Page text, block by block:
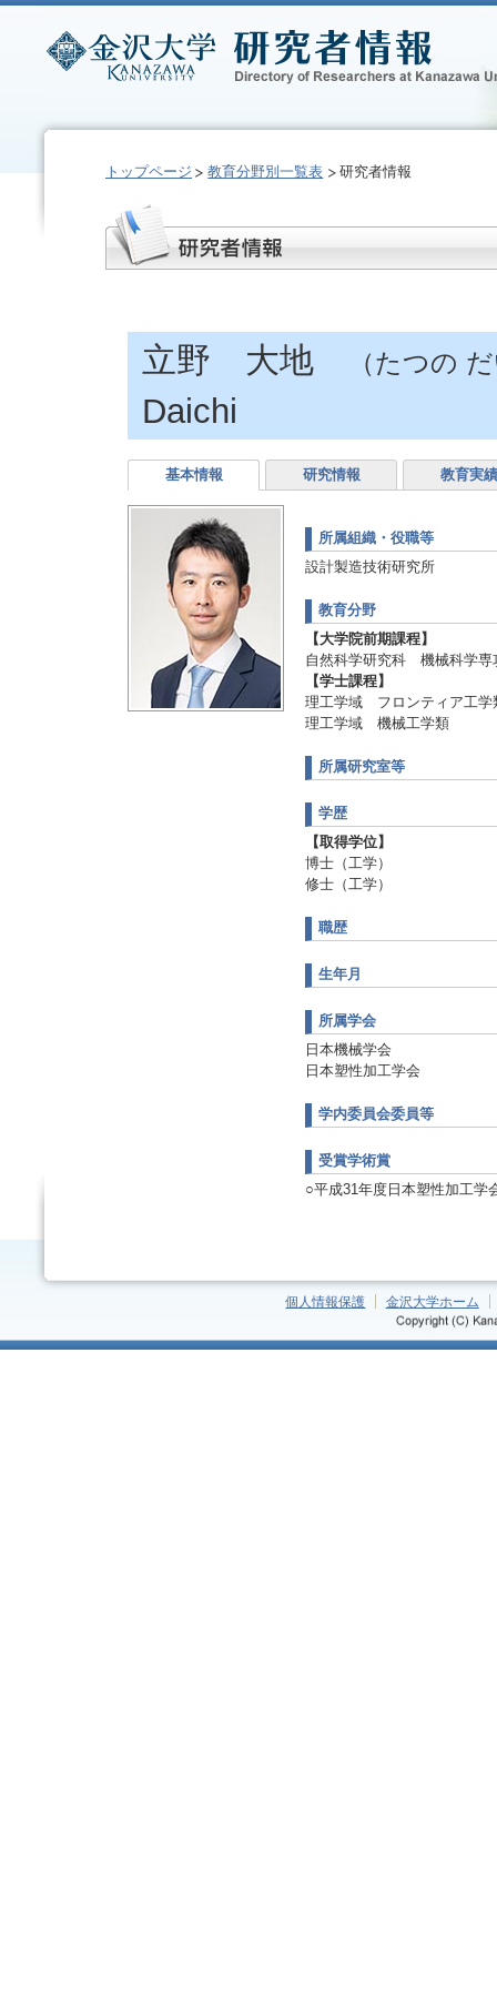
トップページ 教育分野別一覧表 研究者情報
立野 大地 （たつの
Daichi
基本情報 研究情報 教育実績
所属組織・役職等
設計製造技術研究所
教育分野
【大学院前期課程】
自然科学研究科 機械科学専
【学士課程】
理工学域 フロンティア工学
理工学域 機械工学類
所属研究室等
学歴
【取得学位】
博士（工学）
修士（工学）
職歴
生年月
所属学会
日本機械学会
日本塑性加工学会
学内委員会委員等
受賞学術賞
○平成31年度日本塑性加工学
個人情報保護 金沢大学ホーム